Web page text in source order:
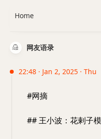
网友语录
22:48 · Jan 2, 2025 · Thu
#网摘
## 王小波：花剌子
Home